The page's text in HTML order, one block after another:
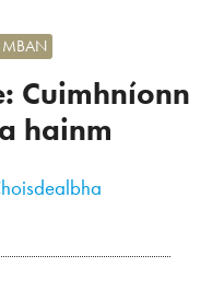
Cuimhníonn
hainm
MBAN